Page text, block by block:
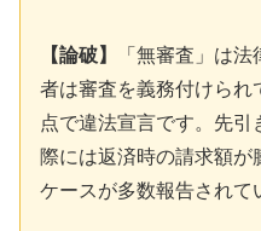
【論破】
「無審査」は
者は審査を義務付けられ
点で違法宣言です。先
際には返済時の請求額が
ケースが多数報告されて